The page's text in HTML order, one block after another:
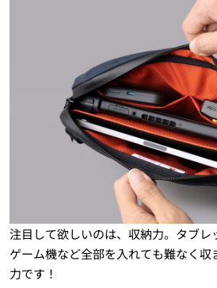
注目して欲しいのは、収納力。タブ
ゲーム機など全部を入れても難なく
力です！